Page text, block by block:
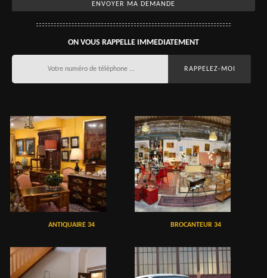
ON VOUS RAPPELLE IMMEDIATEMENT
ANTIQUAIRE 34 BROCANTEUR 34